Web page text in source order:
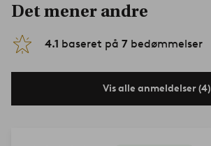
Det mener andre
4.1 baseret på 7 bedømmelser
Vis alle anmeldelser (4)